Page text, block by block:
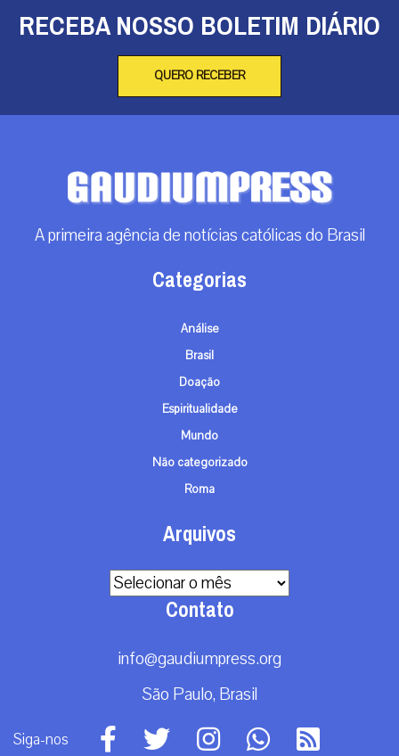
RECEBA NOSSO BOLETIM DIÁRIO
QUERO RECEBER
A primeira agência de notícias católicas do Brasil
Categorias
Análise
Brasil
Doação
Espiritualidade
Mundo
Não categorizado
Roma
Arquivos
Arquivos
Contato
info@gaudiumpress.org
São Paulo, Brasil
Siga-nos